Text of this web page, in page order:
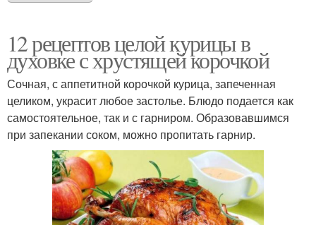
12 рецептов целой курицы в
духовке с хрустящей корочкой
Сочная, с аппетитной корочкой курица, запеченная
целиком, украсит любое застолье. Блюдо подается как
самостоятельное, так и с гарниром. Образовавшимся
при запекании соком, можно пропитать гарнир.